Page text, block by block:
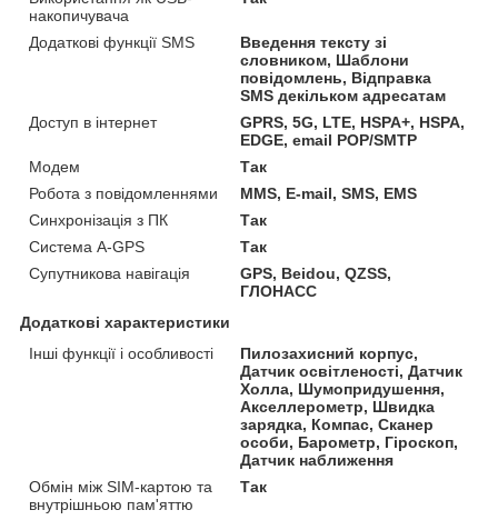
накопичувача
Додаткові функції SMS
Введення тексту зі
словником, Шаблони
повідомлень, Відправка
SMS декільком адресатам
Доступ в інтернет
GPRS, 5G, LTE, HSPA+, HSPA,
EDGE, email POP/SMTP
Модем
Так
Робота з повідомленнями
MMS, E-mail, SMS, EMS
Синхронізація з ПК
Так
Система A-GPS
Так
Супутникова навігація
GPS, Beidou, QZSS,
ГЛОНАСС
Додаткові характеристики
Інші функції і особливості
Пилозахисний корпус,
Датчик освітленості, Датчик
Холла, Шумопридушення,
Акселлерометр, Швидка
зарядка, Компас, Сканер
особи, Барометр, Гіроскоп,
Датчик наближення
Обмін між SIM-картою та
внутрішньою пам'яттю
Так